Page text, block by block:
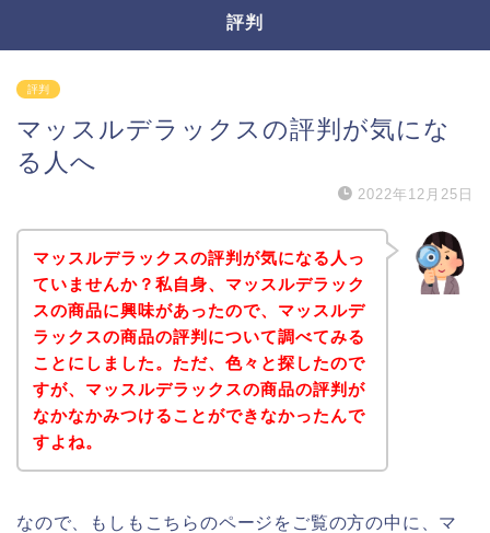
評判
評判
マッスルデラックスの評判が気にな
る人へ
2022年12月25日
マッスルデラックスの評判が気になる人っ
ていませんか？私自身、マッスルデラック
スの商品に興味があったので、マッスルデ
ラックスの商品の評判について調べてみる
ことにしました。ただ、色々と探したので
すが、マッスルデラックスの商品の評判が
なかなかみつけることができなかったんで
すよね。
なので、もしもこちらのページをご覧の方の中に、マ